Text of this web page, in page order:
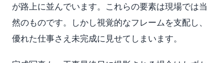
が路上に並んでいます。これらの要素は現場では当
然のものです。しかし視覚的なフレームを支配し、
優れた仕事さえ未完成に見せてしまいます。